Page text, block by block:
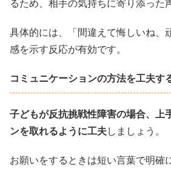
るため、相手の気持ちに寄り添った
具体的には、「間違えて悔しいね、
感を示す反応が有効です。
コミュニケーションの方法を工夫す
子どもが反抗挑戦性障害の場合、上
ンを取れるように工夫しましょう。
お願いをするときは短い言葉で明確